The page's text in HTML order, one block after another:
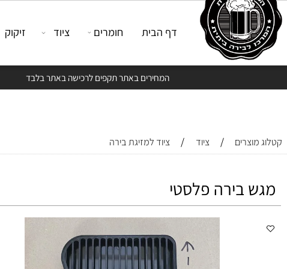
המחירים באתר תקפים לרכישה באתר בלבד
דף הבית חומרים ציוד זיקוק
/ ציוד ציוד למזיגת בירה
בירה פלסטי